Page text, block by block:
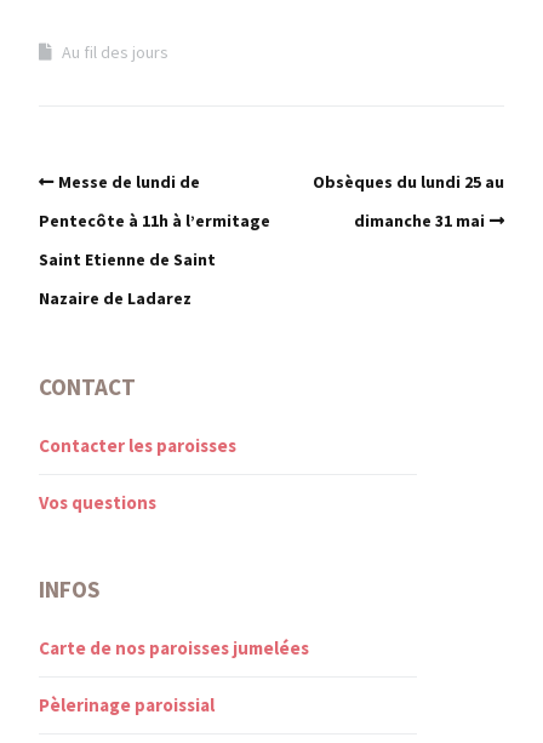
Au fil des jours
Messe de lundi de
Pentecôte à 11h à l’ermitage
Saint Etienne de Saint
Nazaire de Ladarez
Obsèques du lundi 25 au
dimanche 31 mai
CONTACT
Contacter les paroisses
Vos questions
INFOS
Carte de nos paroisses jumelées
Pèlerinage paroissial